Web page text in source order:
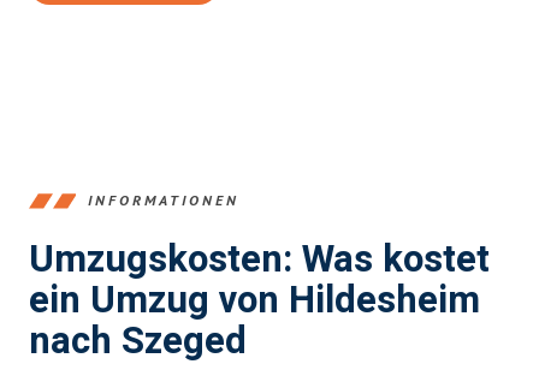
INFORMATIONEN
Umzugskosten: Was kostet
ein Umzug von Hildesheim
nach Szeged